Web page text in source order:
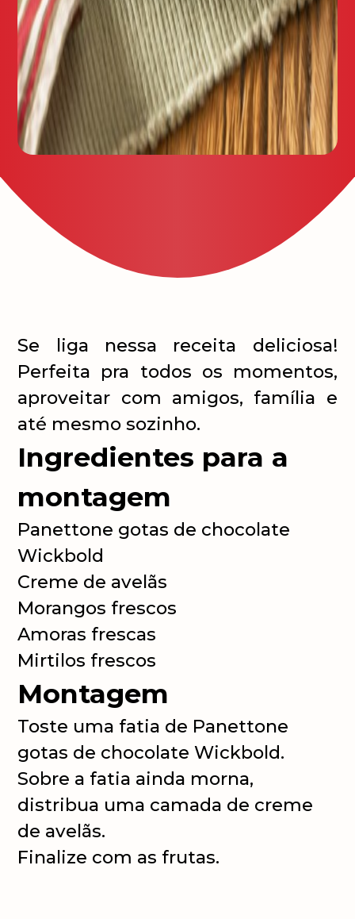
Se liga nessa receita deliciosa!
Perfeita pra todos os momentos,
aproveitar com amigos, família e
até mesmo sozinho.
Ingredientes para a
montagem
Panettone gotas de chocolate
Wickbold
Creme de avelãs
Morangos frescos
Amoras frescas
Mirtilos frescos
Montagem
Toste uma fatia de Panettone
gotas de chocolate Wickbold.
Sobre a fatia ainda morna,
distribua uma camada de creme
de avelãs.
Finalize com as frutas.